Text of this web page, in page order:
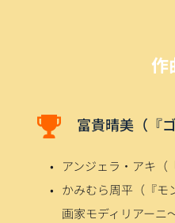
作
富貴晴美（『
アンジェラ・アキ（
かみむら周平（『モ
画家モディリアーニ